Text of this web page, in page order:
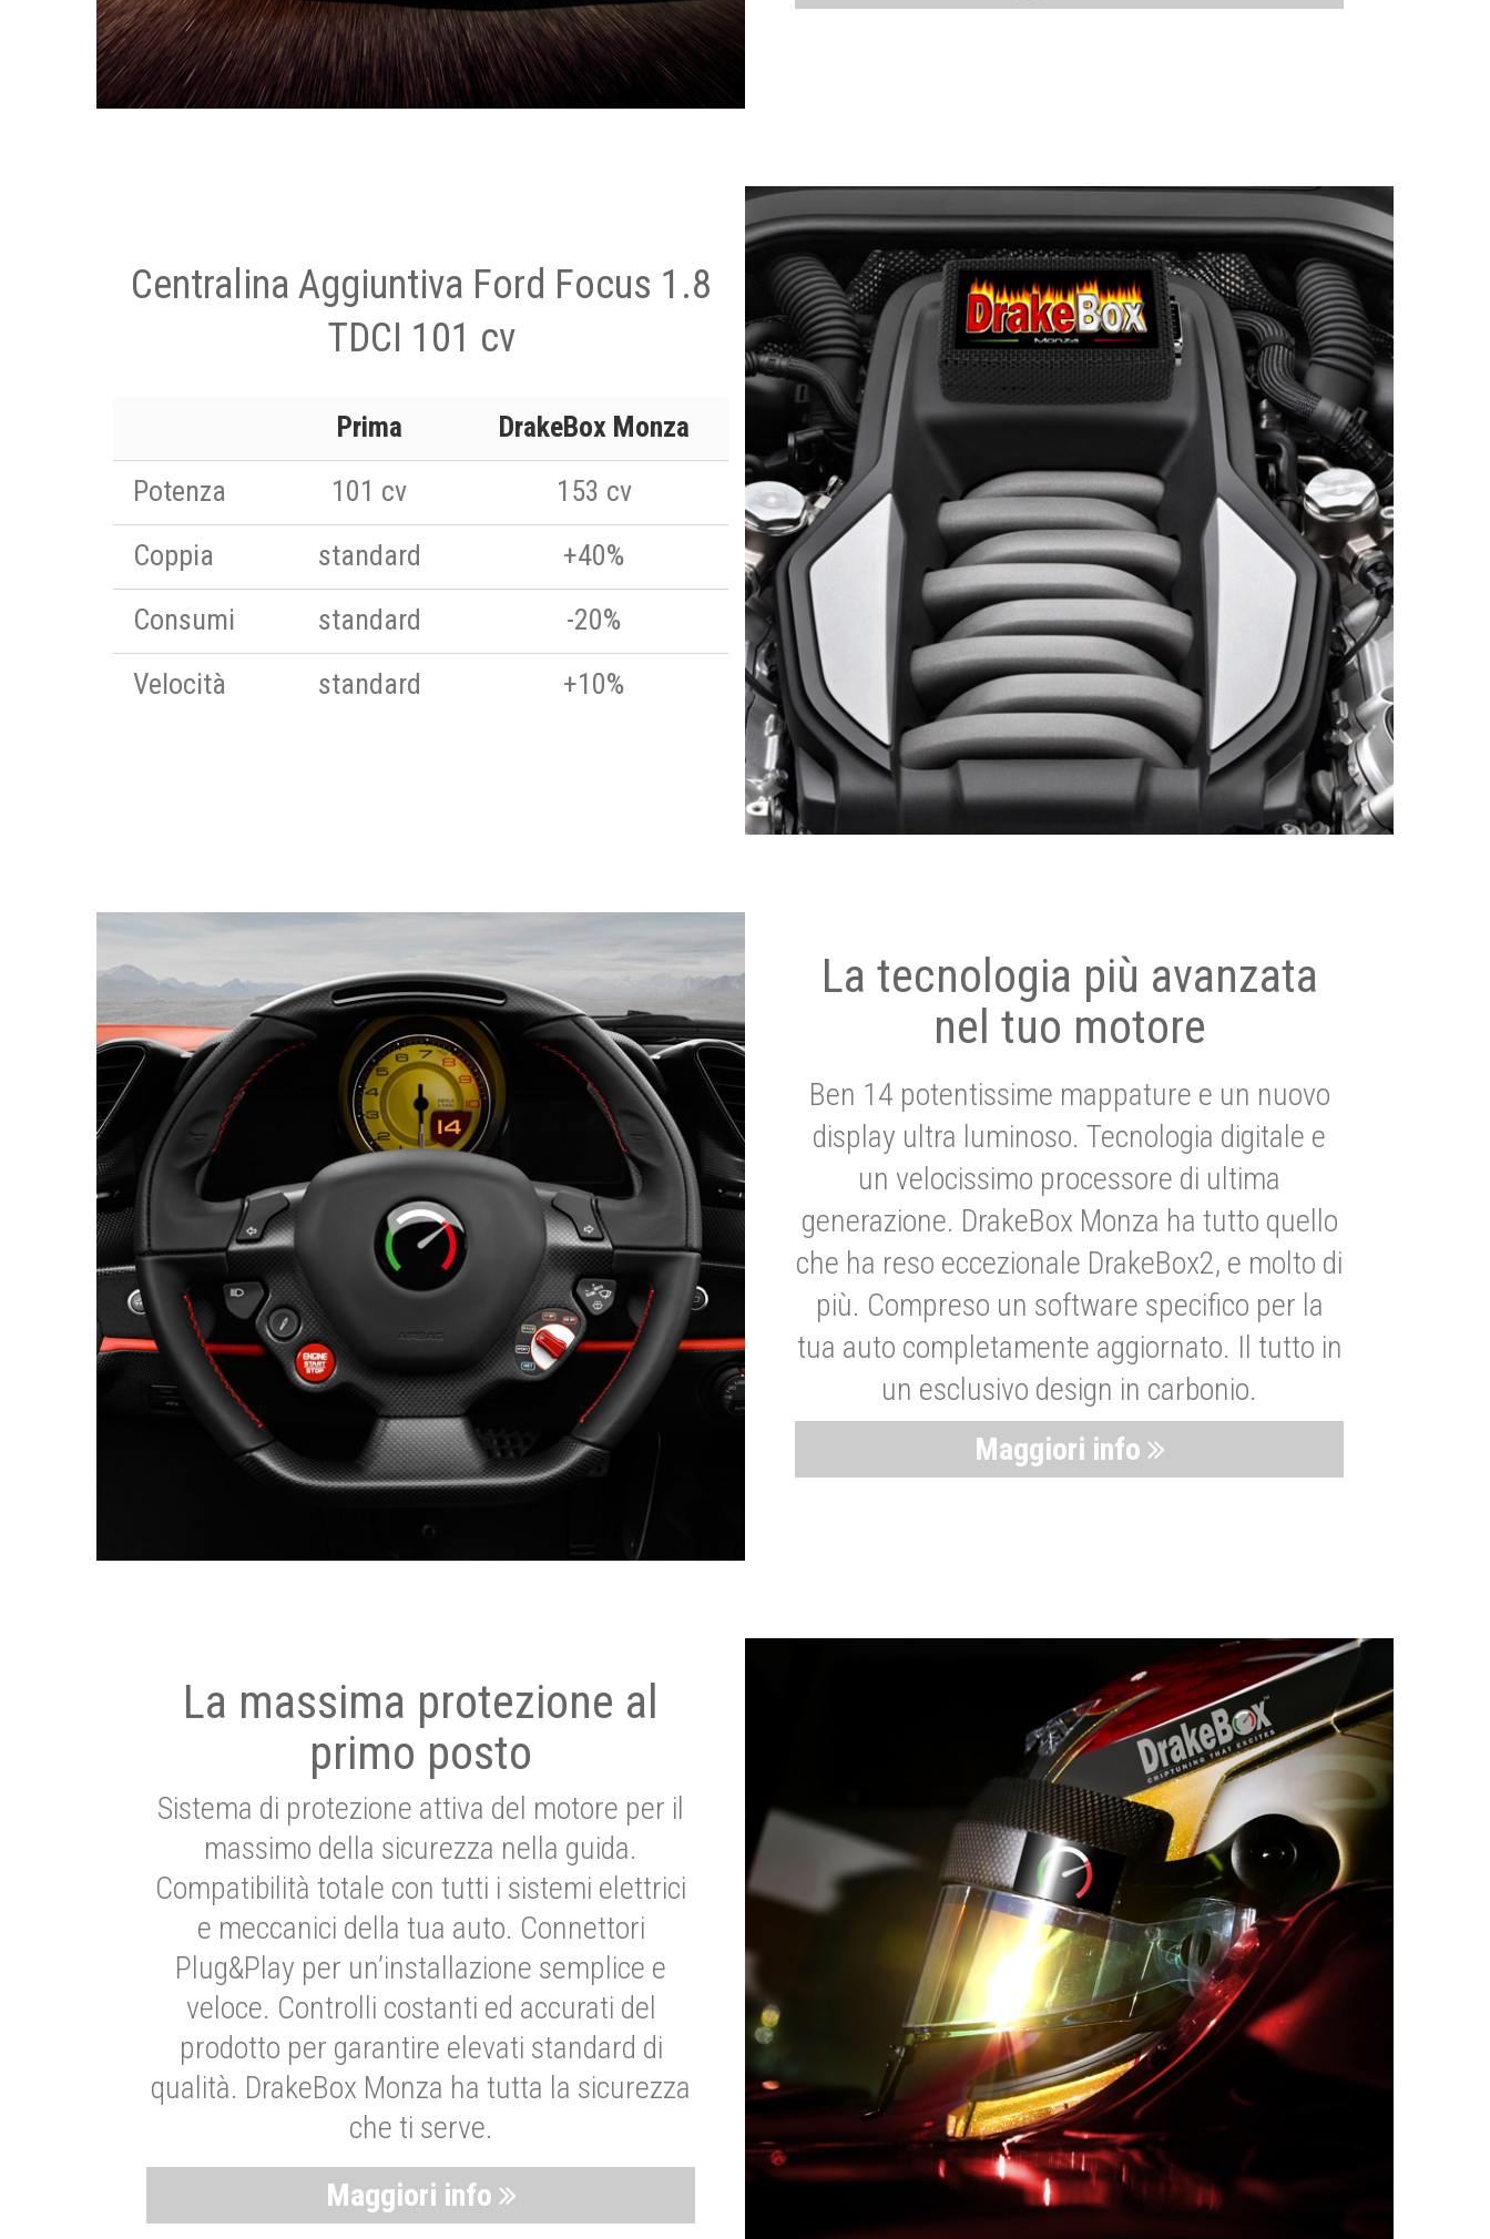
Centralina Aggiuntiva Ford Focus 1.8
TDCI 101 cv
Prima
DrakeBox Monza
Potenza
101 cv
153 cv
Coppia
standard
+40%
Consumi
standard
-20%
Velocità
standard +10%
La tecnologia più avanzata
nel tuo motore
Ben 14 potentissime mappature e un nuovo
display ultra luminoso. Tecnologia digitale e
un velocissimo processore di ultima
generazione. DrakeBox Monza ha tutto quello
che ha reso eccezionale DrakeBox2, e molto di
più. Compreso un software specifico per la
tua auto completamente aggiornato. Il tutto in
un esclusivo design in carbonio.
Maggiori info
La massima protezione al
primo posto
Sistema di protezione attiva del motore per il
massimo della sicurezza nella guida.
Compatibilità totale con tutti i sistemi elettrici
e meccanici della tua auto. Connettori
Plug&Play per un’installazione semplice e
veloce. Controlli costanti ed accurati del
prodotto per garantire elevati standard di
qualità. DrakeBox Monza ha tutta la sicurezza
che ti serve.
Maggiori info